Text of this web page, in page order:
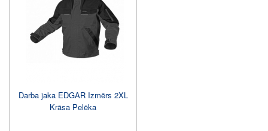
Darba jaka EDGAR Izmērs 2XL
Krāsa Pelēka